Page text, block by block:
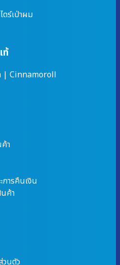
ไดร์เป่าผม
ท้
| Cinnamoroll
า
การคืนเงิน
ค้า
วนตัว